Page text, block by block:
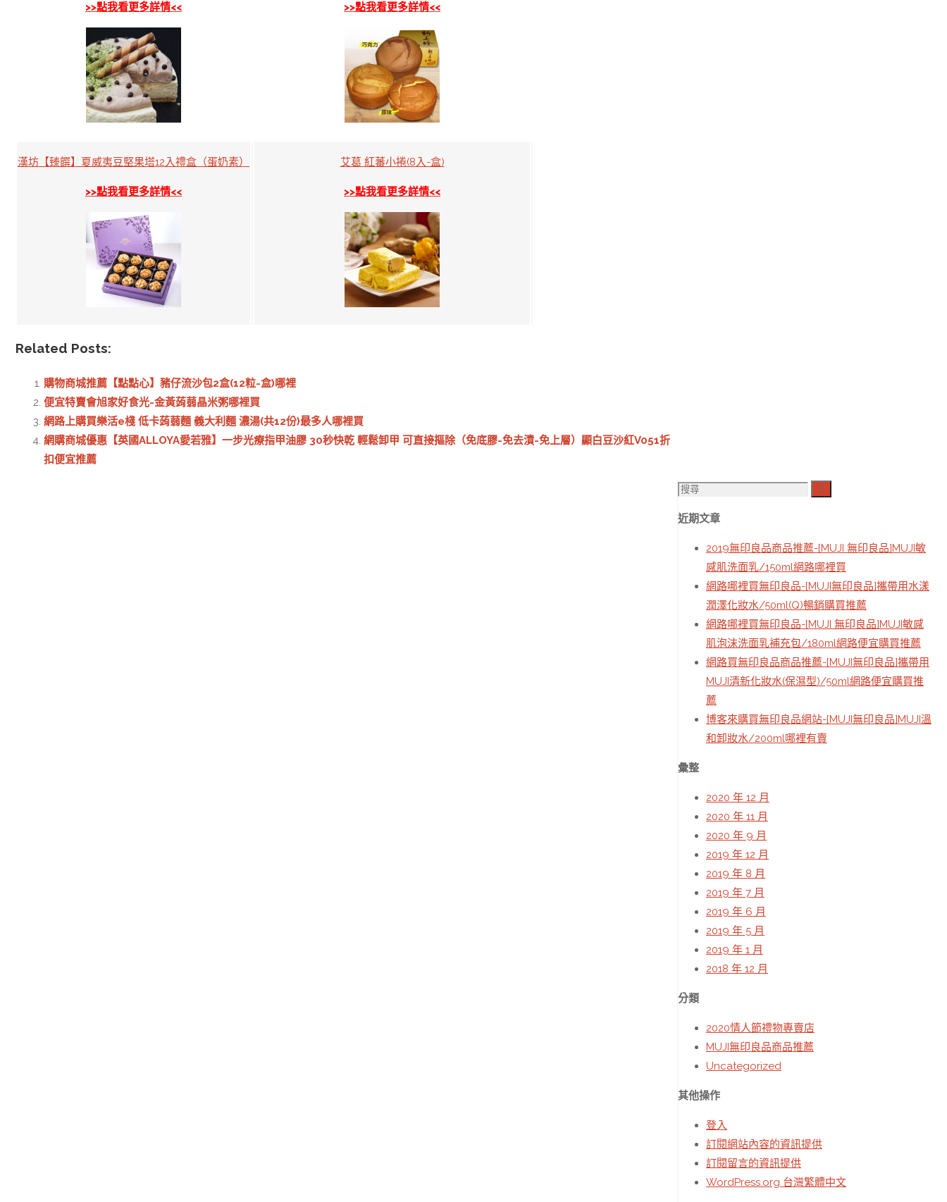
>>點我看更多詳情<< >>點我看更多詳情<<
漢坊【臻饌】夏威夷豆堅果塔12入禮盒（蛋奶素）
>>點我看更多詳情<<
艾葛 紅蕃小捲(8入-盒)
>>點我看更多詳情<<
Related Posts:
購物商城推薦【點點心】豬仔流沙包2盒(12粒-盒)哪裡
便宜特賣會旭家好食光-金黃蒟蒻晶米粥哪裡買
網路上購買樂活e棧 低卡蒟蒻麵 義大利麵 濃湯(共12份)最多人哪裡買
網購商城優惠【英國ALLOYA愛若雅】一步光療指甲油膠 30秒快乾 輕鬆卸甲 可直接摳除（免底膠-免去漬-免上層）顯白豆沙紅V051折
扣便宜推薦
搜
搜
近期文章
2019無印良品商品推薦-[MUJI 無印良品]MUJI敏
感肌洗面乳/150ml網路哪裡買
網路哪裡買無印良品-[MUJI無印良品]攜帶用水漾
潤澤化妝水/50ml(Q)暢銷購買推薦
網路哪裡買無印良品-[MUJI 無印良品]MUJI敏感
肌泡沫洗面乳補充包/180ml網路便宜購買推薦
網路買無印良品商品推薦-[MUJI無印良品]攜帶用
MUJI清新化妝水(保濕型)/50ml網路便宜購買推
薦
博客來購買無印良品網站-[MUJI無印良品]MUJI溫
和卸妝水/200ml哪裡有賣
彙整
2020 年 12 月
2020 年 11 月
2020 年 9 月
2019 年 12 月
2019 年 8 月
2019 年 7 月
2019 年 6 月
2019 年 5 月
2019 年 1 月
2018 年 12 月
分類
2020情人節禮物專賣店
MUJI無印良品商品推薦
Uncategorized
其他操作
登入
訂閱網站內容的資訊提供
訂閱留言的資訊提供
WordPress.org 台灣繁體中文